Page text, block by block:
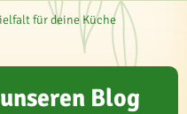
für deine Küche
Blog